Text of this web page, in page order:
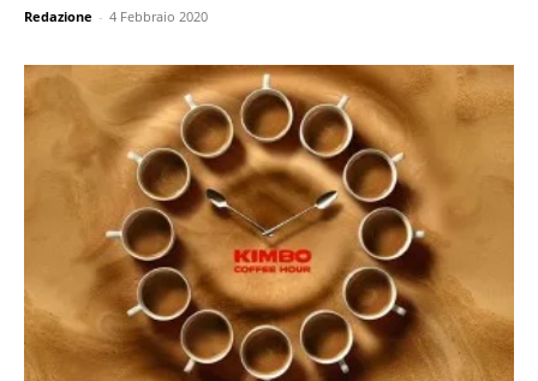
Redazione - 4 Febbraio 2020